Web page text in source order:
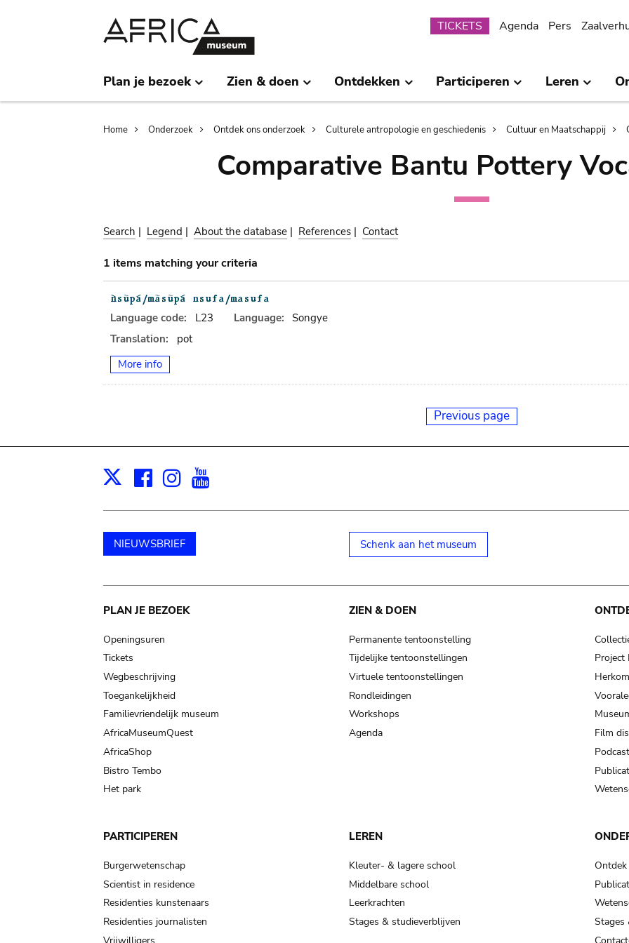
Submenu
TICKETS Agenda Pers
Plan je bezoek Zien & doen Ontdekken Participeren Leren
Breadcrumb
Home Onderzoek Ontdek ons onderzoek Culturele antropologie en geschiedenis Cultuur en Maatschappij
Comparative Bantu Pottery
Search | Legend | About the database | References | Contact
1 items matching your criteria
Language code: L23 Language: Songye
Translation:
pot
More info
Previous page
X Facebook
Instagram
NIEUWSBRIEF Schenk aan het museum
Main
navigation
PLAN JE BEZOEK
Openingsuren
Tickets
Wegbeschrijving
Toegankelijkheid
Familievriendelijk museum
AfricaMuseumQuest
AfricaShop
Bistro Tembo
Het park
ZIEN & DOEN
Permanente tentoonstelling
Tijdelijke tentoonstellingen
Virtuele tentoonstellingen
Rondleidingen
Workshops
Agenda
Project
Film
PARTICIPEREN
Burgerwetenschap
Scientist in residence
Residenties kunstenaars
Residenties journalisten
Vrijwilligers
LEREN
Kleuter- & lagere school
Middelbare school
Leerkrachten
Stages & studieverblijven
Stages